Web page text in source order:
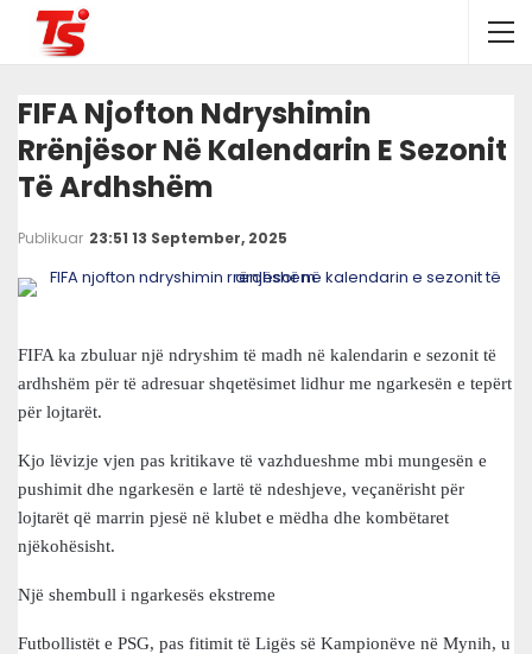
FIFA Njofton Ndryshimin
Rrënjësor Në Kalendarin E Sezonit
Të Ardhshëm
Publikuar 23:51 13 September, 2025
FIFA ka zbuluar një ndryshim të madh në kalendarin e sezonit të
ardhshëm për të adresuar shqetësimet lidhur me ngarkesën e tepërt
për lojtarët.
Kjo lëvizje vjen pas kritikave të vazhdueshme mbi mungesën e
pushimit dhe ngarkesën e lartë të ndeshjeve, veçanërisht për
lojtarët që marrin pjesë në klubet e mëdha dhe kombëtaret
njëkohësisht.
Një shembull i ngarkesës ekstreme
Futbollistët e PSG, pas fitimit të Ligës së Kampionëve në Mynih, u